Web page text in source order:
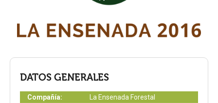
DATOS GENERALES
Compañía:
La Ensenada Forestal